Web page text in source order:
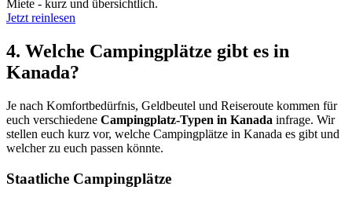
Miete - kurz und übersichtlich.
Jetzt reinlesen
4. Welche Campingplätze gibt es in
Kanada?
Je nach Komfortbedürfnis, Geldbeutel und Reiseroute kommen für
euch verschiedene Campingplatz-Typen in Kanada infrage. Wir
stellen euch kurz vor, welche Campingplätze in Kanada es gibt und
welcher zu euch passen könnte.
Staatliche Campingplätze